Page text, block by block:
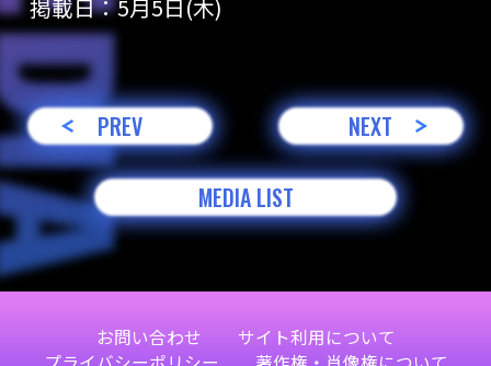
掲載日：5月5日(木)
PREV
MEDIA LIST
NEXT
お問い合わせ
サイト利用について